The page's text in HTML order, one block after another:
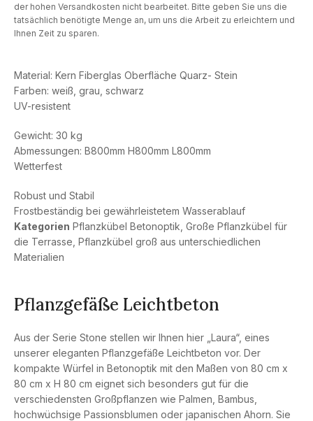
Material: Kern Fiberglas Oberfläche Quarz- Stein
Farben: weiß, grau, schwarz
UV-resistent
Gewicht: 30 kg
Abmessungen: B800mm H800mm L800mm
Wetterfest
Robust und Stabil
Frostbeständig bei gewährleistetem Wasserablauf
Kategorien Pflanzkübel Betonoptik Große Pflanzkübel für
die Terrasse Pflanzkübel groß aus unterschiedlichen
Materialien
Pflanzgefäße Leichtbeton
Aus der Serie Stone stellen wir Ihnen hier „Laura“, eines
unserer eleganten Pflanzgefäße Leichtbeton vor. Der
kompakte Würfel in Betonoptik mit den Maßen von 80 cm x
80 cm x H 80 cm eignet sich besonders gut für die
verschiedensten Großpflanzen wie Palmen, Bambus,
hochwüchsige Passionsblumen oder japanischen Ahorn. Sie
der hohen Versandkosten nicht bearbeitet. Bitte geben Sie uns die
tatsächlich benötigte Menge an, um uns die Arbeit zu erleichtern und
Ihnen Zeit zu sparen.